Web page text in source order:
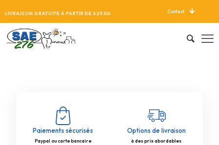
LIVRAISON GRATUITE À PARTIR DE 625 KG Contact
Paiements sécurisés
Paypal ou carte bancaire
Options de livraison
à des prix abordables